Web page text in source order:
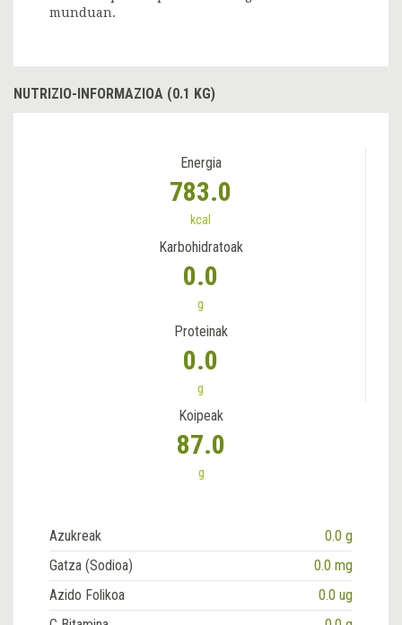
munduan.
NUTRIZIO-INFORMAZIOA (0.1 KG)
Energia
783.0
kcal
Karbohidratoak
0.0
g
Proteinak
0.0
g
Koipeak
87.0
g
Azukreak
0.0 g
Gatza (Sodioa)
0.0 mg
Azido Folikoa
0.0 ug